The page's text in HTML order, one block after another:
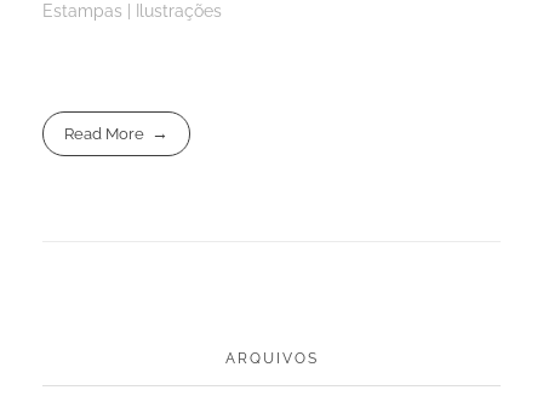
Estampas | Ilustrações
Read More
ARQUIVOS